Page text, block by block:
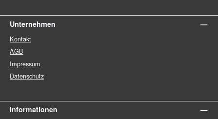
Unternehmen
Kontakt
AGB
Impressum
Datenschutz
Informationen